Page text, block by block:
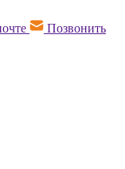
Позвонить